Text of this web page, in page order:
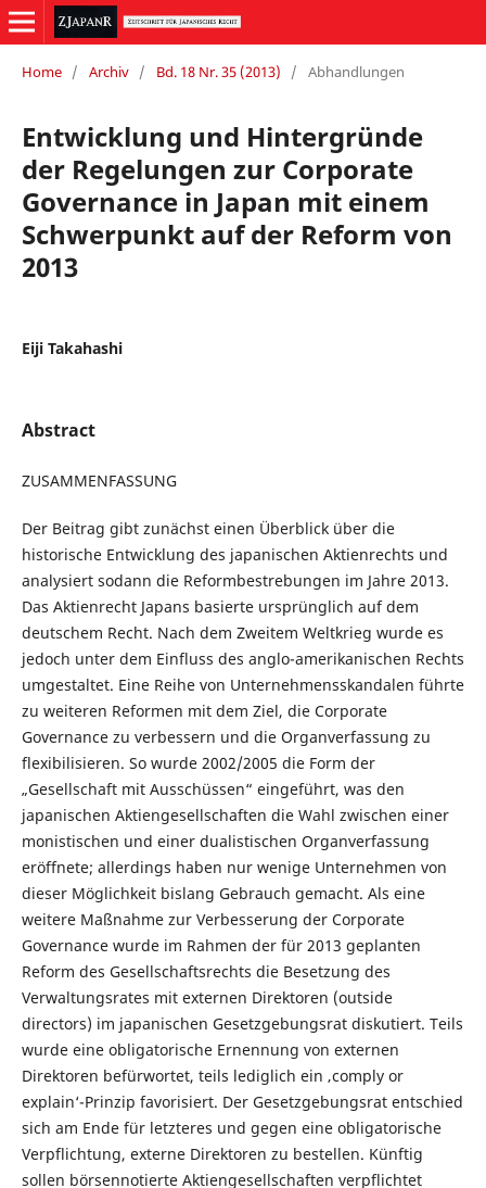
Home / Archiv / Bd. 18 Nr. 35 (2013) / Abhandlungen
Entwicklung und Hintergründe
der Regelungen zur Corporate
Governance in Japan mit einem
Schwerpunkt auf der Reform von
2013
Eiji Takahashi
Abstract
ZUSAMMENFASSUNG
Der Beitrag gibt zunächst einen Überblick über die
historische Entwicklung des japanischen Aktienrechts und
analysiert sodann die Reformbestrebungen im Jahre 2013.
Das Aktienrecht Japans basierte ursprünglich auf dem
deutschem Recht. Nach dem Zweitem Weltkrieg wurde es
jedoch unter dem Einfluss des anglo-amerikanischen Rechts
umgestaltet. Eine Reihe von Unternehmensskandalen führte
zu weiteren Reformen mit dem Ziel, die Corporate
Governance zu verbessern und die Organverfassung zu
flexibilisieren. So wurde 2002/2005 die Form der
„Gesellschaft mit Ausschüssen“ eingeführt, was den
japanischen Aktiengesellschaften die Wahl zwischen einer
monistischen und einer dualistischen Organverfassung
eröffnete; allerdings haben nur wenige Unternehmen von
dieser Möglichkeit bislang Gebrauch gemacht. Als eine
weitere Maßnahme zur Verbesserung der Corporate
Governance wurde im Rahmen der für 2013 geplanten
Reform des Gesellschaftsrechts die Besetzung des
Verwaltungsrates mit externen Direktoren (outside
directors) im japanischen Gesetzgebungsrat diskutiert. Teils
wurde eine obligatorische Ernennung von externen
Direktoren befürwortet, teils lediglich ein ‚comply or
explain‘-Prinzip favorisiert. Der Gesetzgebungsrat entschied
sich am Ende für letzteres und gegen eine obligatorische
Verpflichtung, externe Direktoren zu bestellen. Künftig
sollen börsennotierte Aktiengesellschaften verpflichtet